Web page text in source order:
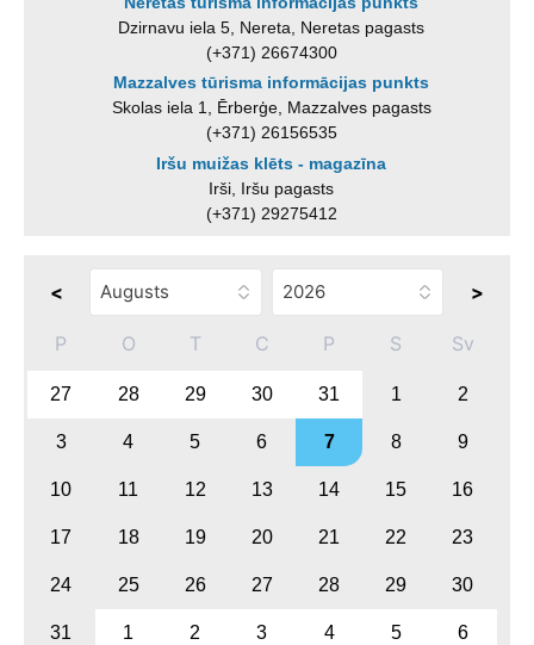
Dzirnavu iela 5, Nereta, Neretas pagasts
(+371) 26674300
Mazzalves tūrisma informācijas punkts
Skolas iela 1, Ērberģe, Mazzalves pagasts
(+371) 26156535
Iršu muižas klēts - magazīna
Irši, Iršu pagasts
(+371) 29275412
< >
P O T C P S Sv
27 28 29 30 31 1 2
3 4 5 6 7 8 9
10 11 12 13 14 15 16
17 18 19 20 21 22 23
24 25 26 27 28 29 30
31 1 2 3 4 5 6